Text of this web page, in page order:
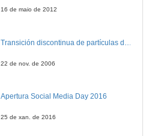
16 de maio de 2012
22 de nov. de 2006
Apertura Social Media Day 2016
25 de xan. de 2016